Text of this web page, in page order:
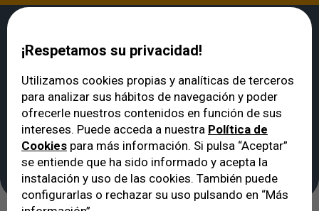
VERTE Enfermedades de los ojos y de la visión
Urgencias
oftalmológicas
Urgencias
oftalmológicas
¡Respetamos su privacidad!
Utilizamos cookies propias y analíticas de terceros
para analizar sus hábitos de navegación y poder
ofrecerle nuestros contenidos en función de sus
intereses. Puede acceda a nuestra Política de
Cookies para más información. Si pulsa “Aceptar”
se entiende que ha sido informado y acepta la
instalación y uso de las cookies. También puede
configurarlas o rechazar su uso pulsando en “Más